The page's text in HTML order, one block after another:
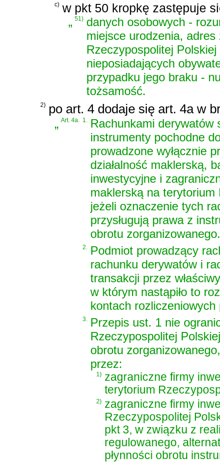
c) w pkt 50 kropkę zastępuje
„51) danych osobowych -
miejsce urodzenia,
Rzeczypospolitej
nieposiadających
przypadku jego braku -
tożsamość.
2) po art. 4 dodaje się art. 4a w
„Art. 4a. 1.
Rachunkami derywatów
instrumenty pochodne
prowadzone wyłącznie
działalność maklerską,
inwestycyjne i
maklerską na terytorium
jeżeli oznaczenie tych
przysługują prawa z
obrotu zorganizowanego.
2.
Podmiot prowadzący
rachunku derywatów i
transakcji przez
w którym nastąpiło to
kontach
3.
Przepis ust. 1 nie
Rzeczypospolitej
obrotu
przez:
1) zagraniczne firmy
terytorium
2) zagraniczne firmy
Rzeczypospolitej
pkt 3, w związku z
regulowanego,
płynności obrotu